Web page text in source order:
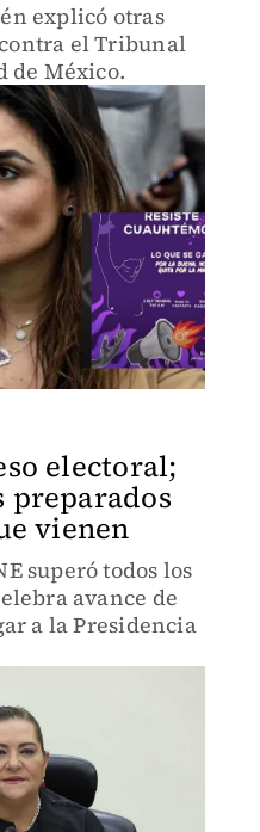
explicó otras
el Tribunal
de México.
electoral;
preparados
vienen
superó todos los
avance de
a la Presidencia